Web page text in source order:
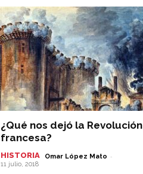
¿Qué nos dejó la Revolución
francesa?
HISTORIA Omar López Mato -
11 julio, 2018